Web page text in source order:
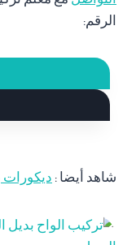
الرقم:
شاهد أيضا :